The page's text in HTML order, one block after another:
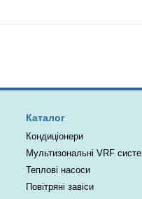
Каталог
Кондиціонери
Мультизональні VRF
Теплові насоси
Повітряні завіси